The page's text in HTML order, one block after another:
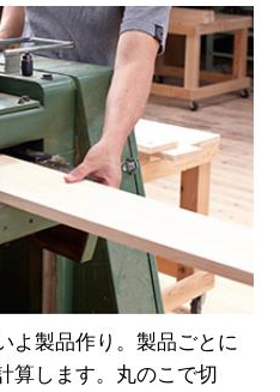
よ製品作り。製品ごとに
算します。丸のこで切